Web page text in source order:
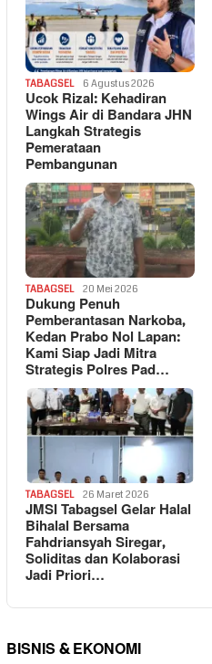
TABAGSEL 6 Agustus 2026
Ucok Rizal: Kehadiran
Wings Air di Bandara JHN
Langkah Strategis
Pemerataan
Pembangunan
TABAGSEL 20 Mei 2026
Dukung Penuh
Pemberantasan Narkoba,
Kedan Prabo Nol Lapan:
Kami Siap Jadi Mitra
Strategis Polres Pad…
TABAGSEL 26 Maret 2026
JMSI Tabagsel Gelar Halal
Bihalal Bersama
Fahdriansyah Siregar,
Soliditas dan Kolaborasi
Jadi Priori…
BISNIS & EKONOMI